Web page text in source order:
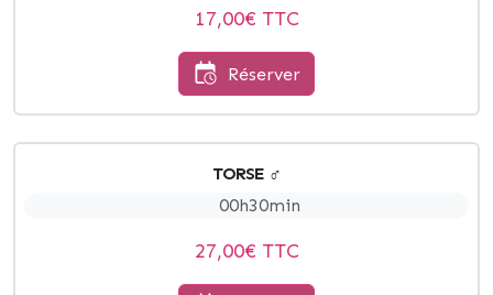
17,00€ TTC
Réserver
TORSE ♂
00h30min
27,00€ TTC